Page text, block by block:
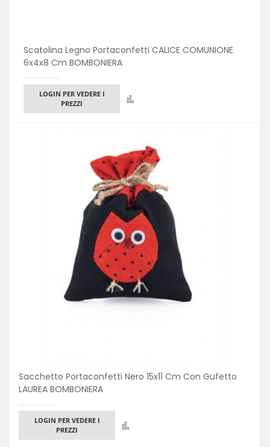
Scatolina Legno Portaconfetti CALICE COMUNIONE
6x4x8 Cm BOMBONIERA
LOGIN PER VEDERE I
PREZZI
Sacchetto Portaconfetti Nero 15x11 Cm Con Gufetto
LAUREA BOMBONIERA
LOGIN PER VEDERE I
PREZZI